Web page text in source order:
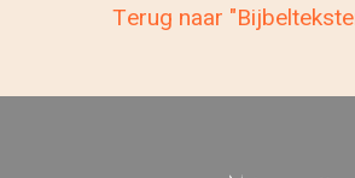
Terug naar